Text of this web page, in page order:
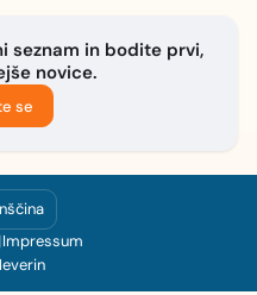
seznam in bodite prvi,
novice.
se
Impressum